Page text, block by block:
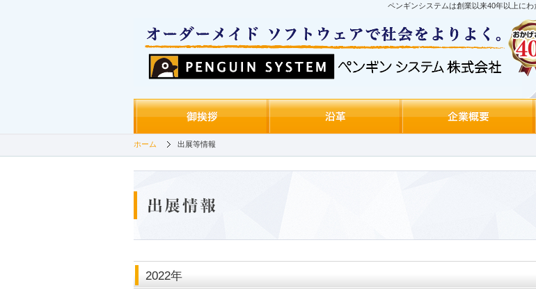
ペンギンシステムは創業以来40年以上に
ホーム 出展等情報
2022年